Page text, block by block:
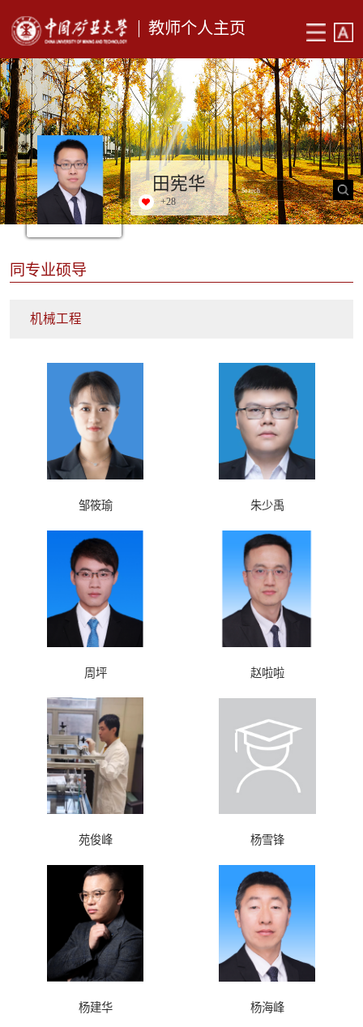
教师个人主页
田宪华
+28
同专业硕导
机械工程
邹筱瑜 朱少禹
周坪 赵啦啦
苑俊峰 杨雪锋
杨建华 杨海峰